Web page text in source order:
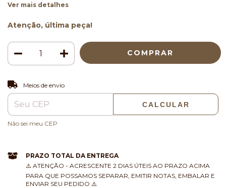
Ver mais detalhes
Atenção, última peça!
Entregas para o CEP:
Meios de envio
CALCULAR
Não sei meu CEP
PRAZO TOTAL DA ENTREGA
⚠️ ATENÇÃO - ACRESCENTE 2 DIAS ÚTEIS AO PRAZO ACIMA
PARA QUE POSSAMOS SEPARAR, EMITIR NOTAS, EMBALAR E
ENVIAR SEU PEDIDO ⚠️